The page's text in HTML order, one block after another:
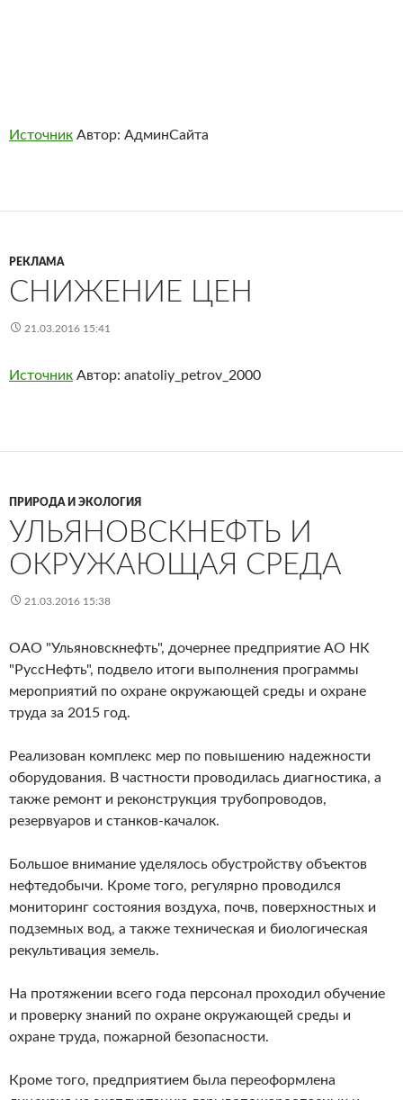
Источник Автор: АдминСайта
РЕКЛАМА
СНИЖЕНИЕ ЦЕН
21.03.2016 15:41
Источник Автор: anatoliy_petrov_2000
ПРИРОДА И ЭКОЛОГИЯ
УЛЬЯНОВСКНЕФТЬ И
ОКРУЖАЮЩАЯ СРЕДА
21.03.2016 15:38
ОАО "Ульяновскнефть", дочернее предприятие АО НК
"РуссНефть", подвело итоги выполнения программы
мероприятий по охране окружающей среды и охране
труда за 2015 год.
Реализован комплекс мер по повышению надежности
оборудования. В частности проводилась диагностика, а
также ремонт и реконструкция трубопроводов,
резервуаров и станков-качалок.
Большое внимание уделялось обустройству объектов
нефтедобычи. Кроме того, регулярно проводился
мониторинг состояния воздуха, почв, поверхностных и
подземных вод, а также техническая и биологическая
рекультивация земель.
На протяжении всего года персонал проходил обучение
и проверку знаний по охране окружающей среды и
охране труда, пожарной безопасности.
Кроме того, предприятием была переоформлена